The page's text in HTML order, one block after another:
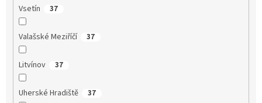
Vsetín 37
Valašské Meziříčí 37
Litvínov 37
Uherské Hradiště 37